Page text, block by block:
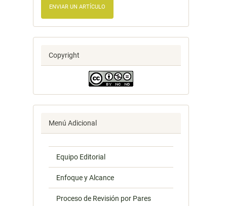
ENVIAR UN ARTÍCULO
Copyright
Menú Adicional
Equipo Editorial
Enfoque y Alcance
Proceso de Revisión por Pares